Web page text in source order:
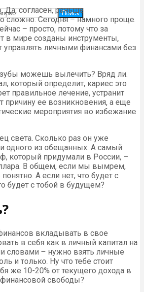
Поиск
согласен, раньше
сложно. Сегодня – намного проще.
– просто, потому что за
в мире созданы инструменты,
управлять личными финансами без
можешь вылечить? Вряд ли.
который определит, кариес это
правильное лечение, устранит
причину ее возникновения, а еще
мероприятия во избежание
света. Сколько раз он уже
одного из обещанных. А самый
который придумали в России, –
В общем, если мы вымрем,
А если нет, что будет с
будет с тобой в будущем?
вкладывать в свое
в себя как в личный капитал на
словами – нужно взять личные
и только. Ну что тебе стоит
же 10-20% от текущего дохода в
свободы?